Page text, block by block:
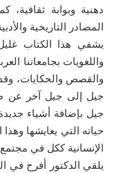
دهنية وبوابة
المصادر التاريخية
يشفي هذا الكتاب
واللغويات بجامعاتنا
والقصص والحكايات،
جيل إلى جيل آخر عن
جيل بإضافة أشياء
حياته التي يعايشها
الإنسانية ككل في
يلقي الدكتور أفرح في